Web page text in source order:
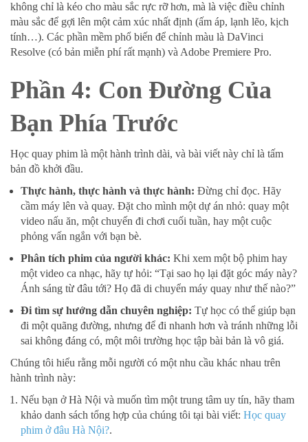
không chỉ là kéo cho màu sắc rực rỡ hơn, mà là việc điều chỉnh
màu sắc để gợi lên một cảm xúc nhất định (ấm áp, lạnh lẽo, kịch
tính…). Các phần mềm phổ biến để chỉnh màu là DaVinci
Resolve (có bản miễn phí rất mạnh) và Adobe Premiere Pro.
Phần 4: Con Đường Của
Bạn Phía Trước
Học quay phim là một hành trình dài, và bài viết này chỉ là tấm
bản đồ khởi đầu.
Thực hành, thực hành và thực hành: Đừng chỉ đọc. Hãy
cầm máy lên và quay. Đặt cho mình một dự án nhỏ: quay một
video nấu ăn, một chuyến đi chơi cuối tuần, hay một cuộc
phỏng vấn ngắn với bạn bè.
Phân tích phim của người khác: Khi xem một bộ phim hay
một video ca nhạc, hãy tự hỏi: “Tại sao họ lại đặt góc máy này?
Ánh sáng từ đâu tới? Họ đã di chuyển máy quay như thế nào?”
Đi tìm sự hướng dẫn chuyên nghiệp: Tự học có thể giúp bạn
đi một quãng đường, nhưng để đi nhanh hơn và tránh những lỗi
sai không đáng có, một môi trường học tập bài bản là vô giá.
Chúng tôi hiểu rằng mỗi người có một nhu cầu khác nhau trên
hành trình này:
Nếu bạn ở Hà Nội và muốn tìm một trung tâm uy tín, hãy tham
khảo danh sách tổng hợp của chúng tôi tại bài viết: Học quay
phim ở đâu Hà Nội?.